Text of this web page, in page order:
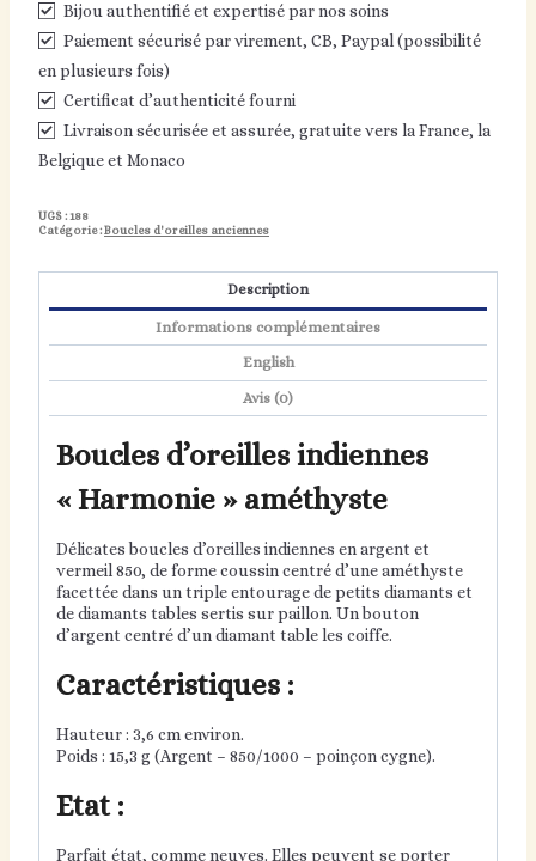
Bijou authentifié et expertisé par nos soins
Paiement sécurisé par virement, CB, Paypal (possibilité
en plusieurs fois)
Certificat d’authenticité fourni
Livraison sécurisée et assurée, gratuite vers la France, la
Belgique et Monaco
UGS : 188
Catégorie :Boucles d'oreilles anciennes
Description
Informations complémentaires
English
Avis (0)
Boucles d’oreilles indiennes
« Harmonie » améthyste
Délicates boucles d’oreilles indiennes en argent et
vermeil 850, de forme coussin centré d’une améthyste
facettée dans un triple entourage de petits diamants et
de diamants tables sertis sur paillon. Un bouton
d’argent centré d’un diamant table les coiffe.
Caractéristiques :
Hauteur : 3,6 cm environ.
Poids : 15,3 g (Argent – 850/1000 – poinçon cygne).
Etat :
Parfait état, comme neuves. Elles peuvent se porter